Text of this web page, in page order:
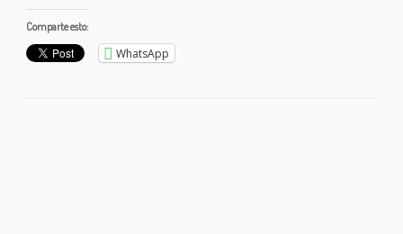
Comparte esto:
WhatsApp